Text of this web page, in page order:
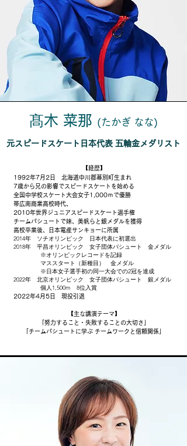
髙木 菜那 (たかぎ なな)
元スピードスケート日本代表 五輪金メダリスト
【経歴】
1992年7月2日 北海道中川郡幕別町生まれ
7歳から兄の影響でスピードスケートを始める
全国中学校スケート大会女子1,000ｍで優勝
帯広南商業高校時代、
2010年世界ジュニアスピードスケート選手権
チームパシュートで妹、美帆らと銀メダルを獲得
高校卒業後、日本電産サンキョーに所属
2014年 ソチオリンピック 日本代表に初選出
2018年 平昌オリンピック 女子団体パシュート 金メダル
※オリンピックレコードを記録
マススタート（新種目） 金メダル
※日本女子選手初の同一大会での2冠を達成
2022年 北京オリンピック 女子団体パシュート 銀メダル
個人1,500m 8位入賞
2022年4月5日 現役引退
【主な講演テーマ】
「努力すること・失敗することの大切さ」
「チームパシュートに学ぶ チームワークと信頼関係」